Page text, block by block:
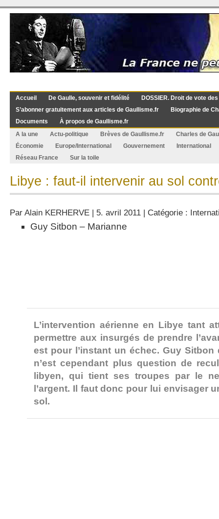
Accueil De Gaulle, souvenir et fidélité
DOSSIER. Droit de vote
S’abonner gratuitement aux articles de Gaullisme.fr
Biographie de
Documents
À propos de Gaullisme.fr
A la une
Actu-politique Brèves de Gaullisme.fr
Charles de
Économie
Europe/International Gouvernement
International
Réseau France
Sur la toile
Libye : faut-il intervenir au sol
Par Alain KERHERVE | 5. avril 2011 | Catégorie :
Guy Sitbon – Marianne
L’intervention aérienne en Libye tant
permettre aux insurgés de prendre
est pour l’instant un échec. Guy Sitbon
n’est cependant plus question de
libyen, qui tient ses troupes par le
l’argent. Il faut donc pour lui envisager
sol.